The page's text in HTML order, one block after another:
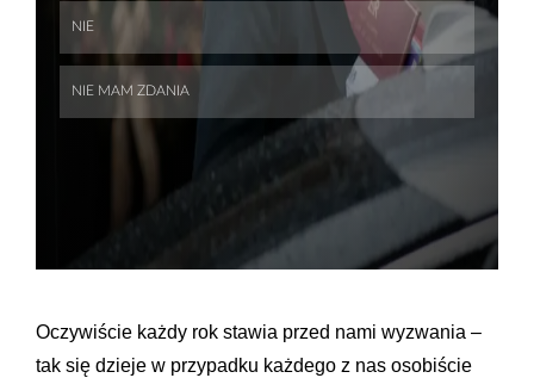
Oczywiście każdy rok stawia przed nami wyzwania –
tak się dzieje w przypadku każdego z nas osobiście